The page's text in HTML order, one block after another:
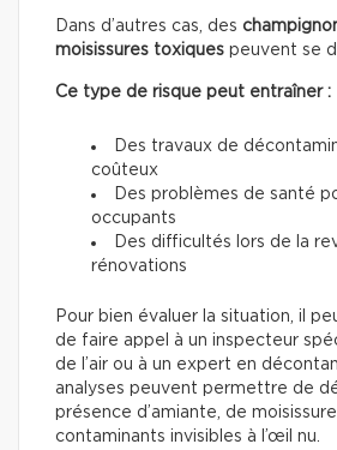
Dans d’autres cas, des
moisissures toxiques peuvent se
Ce type de risque peut entraîner :
Des travaux de
coûteux
Des problèmes de santé
occupants
Des difficultés lors de la
rénovations
Pour bien évaluer la situation, il
de faire appel à un inspecteur
de l’air ou à un expert en
analyses peuvent permettre de
présence d’amiante, de
contaminants invisibles à l’œil nu.